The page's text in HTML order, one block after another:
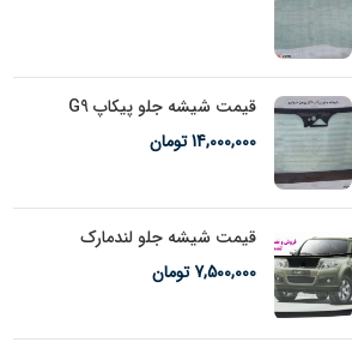
قیمت شیشه جلو پیکاپ G9
14,000,000تومان
قیمت شیشه جلو لندمارک
7,500,000 تومان